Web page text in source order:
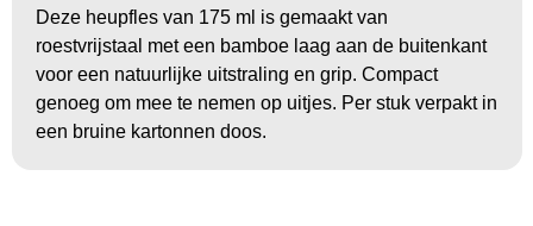
Fietsartikelen
BBQ artikelen
Deze heupfles van 175 ml is gemaakt van
roestvrijstaal met een bamboe laag aan de buitenkant
voor een natuurlijke uitstraling en grip. Compact
genoeg om mee te nemen op uitjes. Per stuk verpakt in
een bruine kartonnen doos.